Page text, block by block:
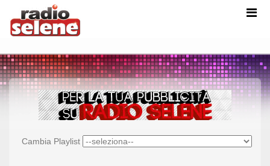
Cambia Playlist